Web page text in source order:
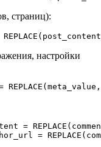
страниц):
настройки
=